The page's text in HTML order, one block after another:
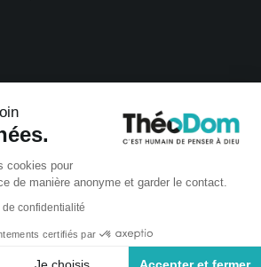
cookies pour
de manière anonyme et garder le contact.
confidentialité
certifiés par